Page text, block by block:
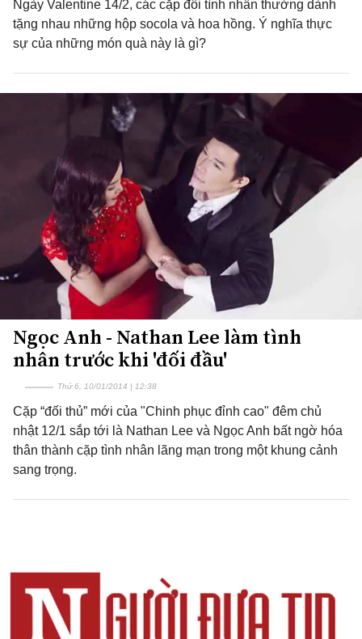
Ngày Valentine 14/2, các cặp đôi tình nhân thường dành
tặng nhau những hộp socola và hoa hồng. Ý nghĩa thực
sự của những món quà này là gì?
Ngọc Anh - Nathan Lee làm tình
nhân trước khi 'đối đầu'
Thứ 6, 10/01/2014 | 12:38
Cặp “đối thủ” mới của "Chinh phục đỉnh cao" đêm chủ
nhật 12/1 sắp tới là Nathan Lee và Ngọc Anh bất ngờ hóa
thân thành cặp tình nhân lãng mạn trong một khung cảnh
sang trọng.